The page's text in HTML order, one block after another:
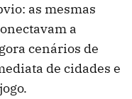
as mesmas
a
cenários de
de cidades e